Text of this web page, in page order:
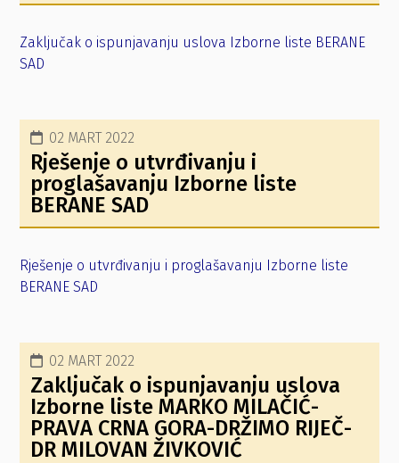
Zaključak o ispunjavanju uslova Izborne liste BERANE
SAD
02 MART 2022
Rješenje o utvrđivanju i
proglašavanju Izborne liste
BERANE SAD
Rješenje o utvrđivanju i proglašavanju Izborne liste
BERANE SAD
02 MART 2022
Zaključak o ispunjavanju uslova
Izborne liste MARKO MILAČIĆ-
PRAVA CRNA GORA-DRŽIMO RIJEČ-
DR MILOVAN ŽIVKOVIĆ